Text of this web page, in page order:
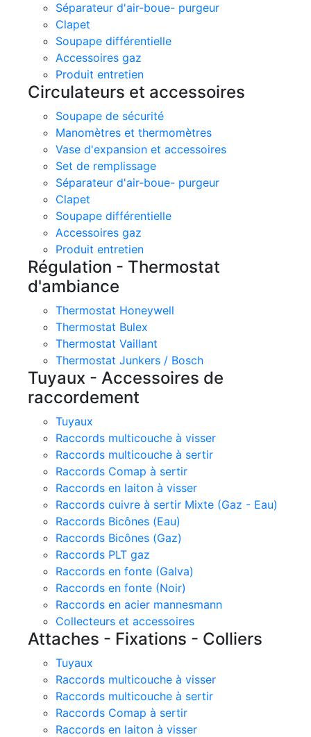
Séparateur d'air-boue- purgeur
Clapet
Soupape différentielle
Accessoires gaz
Produit entretien
Circulateurs et accessoires
Soupape de sécurité
Manomètres et thermomètres
Vase d'expansion et accessoires
Set de remplissage
Séparateur d'air-boue- purgeur
Clapet
Soupape différentielle
Accessoires gaz
Produit entretien
Régulation - Thermostat
d'ambiance
Thermostat Honeywell
Thermostat Bulex
Thermostat Vaillant
Thermostat Junkers / Bosch
Tuyaux - Accessoires de
raccordement
Tuyaux
Raccords multicouche à visser
Raccords multicouche à sertir
Raccords Comap à sertir
Raccords en laiton à visser
Raccords cuivre à sertir Mixte (Gaz - Eau)
Raccords Bicônes (Eau)
Raccords Bicônes (Gaz)
Raccords PLT gaz
Raccords en fonte (Galva)
Raccords en fonte (Noir)
Raccords en acier mannesmann
Collecteurs et accessoires
Attaches - Fixations - Colliers
Tuyaux
Raccords multicouche à visser
Raccords multicouche à sertir
Raccords Comap à sertir
Raccords en laiton à visser